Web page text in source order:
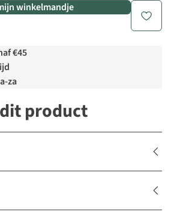
winkelmandje
€45
za
product